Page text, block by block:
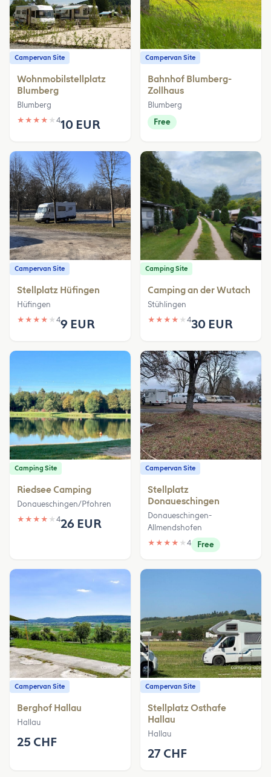
Campervan Site
Wohnmobilstellplatz
Blumberg
Blumberg
★ ★ ★ ★ ★ 410 EUR
Campervan Site
Bahnhof Blumberg-
Zollhaus
Blumberg
Free
Campervan Site
Stellplatz Hüfingen
Hüfingen
★ ★ ★ ★ ★ 49 EUR
Camping Site
Camping an der Wutach
Stühlingen
★ ★ ★ ★ ★ 430 EUR
Camping Site
Riedsee Camping
Donaueschingen/Pfohren
★ ★ ★ ★ ★ 426 EUR
Campervan Site
Stellplatz
Donaueschingen
Donaueschingen-
Allmendshofen
★ ★ ★ ★ ★ 4 Free
Campervan Site
Berghof Hallau
Hallau
25 CHF
Campervan Site
Stellplatz Osthafe
Hallau
Hallau
27 CHF